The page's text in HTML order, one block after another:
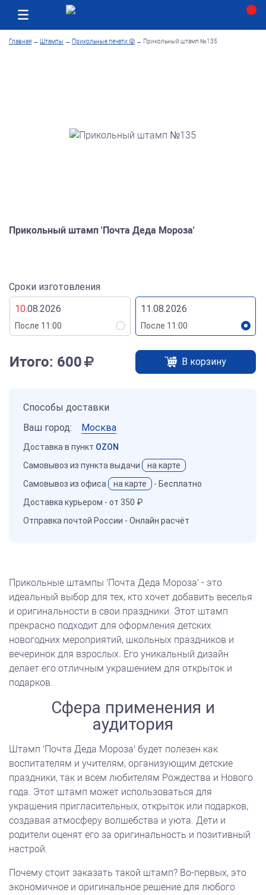
Главная → Штампы → Прикольные печати 😜 → Прикольный штамп №135
Прикольный штамп 'Почта Деда Мороза'
Сроки изготовления
10.08.2026
После 11:00
11.08.2026
После 11:00
Итого: 600 В корзину
Способы доставки
Ваш город:
Москва
Доставка в пункт OZON
Самовывоз из пункта выдачи
на карте
Самовывоз из офиса
на карте - Бесплатно
Доставка курьером - от 350 ₽
Отправка почтой России - Онлайн расчёт
Прикольные штампы 'Почта Деда Мороза' - это
идеальный выбор для тех, кто хочет добавить веселья
и оригинальности в свои праздники. Этот штамп
прекрасно подходит для оформления детских
новогодних мероприятий, школьных праздников и
вечеринок для взрослых. Его уникальный дизайн
делает его отличным украшением для открыток и
подарков.
Сфера применения и
аудитория
Штамп 'Почта Деда Мороза' будет полезен как
воспитателям и учителям, организующим детские
праздники, так и всем любителям Рождества и Нового
года. Этот штамп может использоваться для
украшения пригласительных, открыток или подарков,
создавая атмосферу волшебства и уюта. Дети и
родители оценят его за оригинальность и позитивный
настрой.
Почему стоит заказать такой штамп? Во-первых, это
экономичное и оригинальное решение для любого